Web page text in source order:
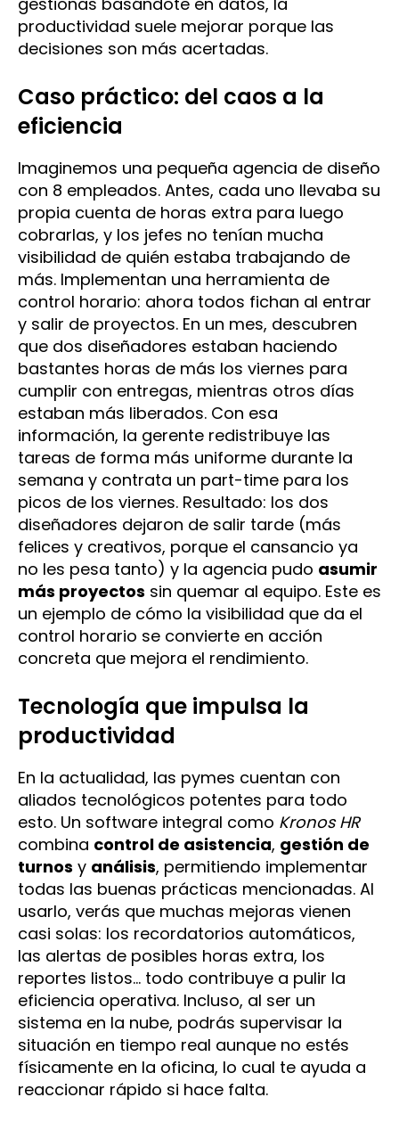
productividad suele mejorar porque las
decisiones son más acertadas.
Caso práctico: del caos a la
eficiencia
Imaginemos una pequeña agencia de diseño
con 8 empleados. Antes, cada uno llevaba su
propia cuenta de horas extra para luego
cobrarlas, y los jefes no tenían mucha
visibilidad de quién estaba trabajando de
más. Implementan una herramienta de
control horario: ahora todos fichan al entrar
y salir de proyectos. En un mes, descubren
que dos diseñadores estaban haciendo
bastantes horas de más los viernes para
cumplir con entregas, mientras otros días
estaban más liberados. Con esa
información, la gerente redistribuye las
tareas de forma más uniforme durante la
semana y contrata un part-time para los
picos de los viernes. Resultado: los dos
diseñadores dejaron de salir tarde (más
felices y creativos, porque el cansancio ya
no les pesa tanto) y la agencia pudo asumir
más proyectos sin quemar al equipo. Este es
un ejemplo de cómo la visibilidad que da el
control horario se convierte en acción
concreta que mejora el rendimiento.
Tecnología que impulsa la
productividad
En la actualidad, las pymes cuentan con
aliados tecnológicos potentes para todo
esto. Un software integral como Kronos HR
combina control de asistencia, gestión de
turnos y análisis, permitiendo implementar
todas las buenas prácticas mencionadas. Al
usarlo, verás que muchas mejoras vienen
casi solas: los recordatorios automáticos,
las alertas de posibles horas extra, los
reportes listos… todo contribuye a pulir la
eficiencia operativa. Incluso, al ser un
sistema en la nube, podrás supervisar la
situación en tiempo real aunque no estés
físicamente en la oficina, lo cual te ayuda a
reaccionar rápido si hace falta.